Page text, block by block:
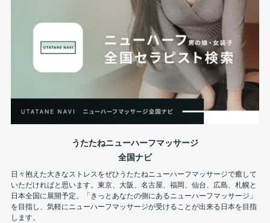
うたたねニューハーフマッサージ
全国ナビ
日々抱えた大きなストレスをぜひうたたねニューハーフマッサージで癒して
いただければと思います。東京、大阪、名古屋、福岡、仙台、広島、札幌と
日本全国に展開予定。「きっとあなたの側にあるニューハーフマッサージ」
を目指し、気軽にニューハーフマッサージが受けることが出来る日本を目指
します。